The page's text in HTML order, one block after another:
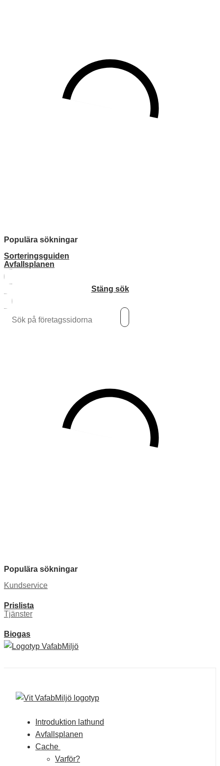
Populära sökningar
Sorteringsguiden
Avfallsplanen
Stäng sök
Populära sökningar
Kundservice
Prislista
Tjänster
Biogas
Introduktion lathund
Avfallsplanen
Cache
Varför?